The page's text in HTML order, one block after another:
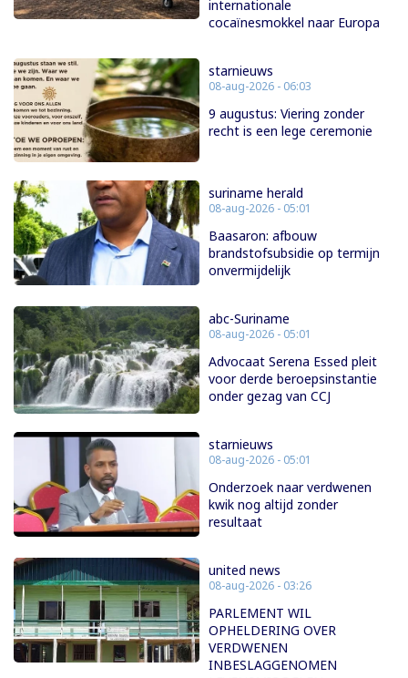
internationale
cocaïnesmokkel naar Europa
starnieuws
08-aug-2026 - 06:03
9 augustus: Viering zonder
recht is een lege ceremonie
suriname herald
08-aug-2026 - 05:01
Baasaron: afbouw
brandstofsubsidie op termijn
onvermijdelijk
abc-Suriname
08-aug-2026 - 05:01
Advocaat Serena Essed pleit
voor derde beroepsinstantie
onder gezag van CCJ
starnieuws
08-aug-2026 - 05:01
Onderzoek naar verdwenen
kwik nog altijd zonder
resultaat
united news
08-aug-2026 - 03:26
PARLEMENT WIL
OPHELDERING OVER
VERDWENEN
INBESLAGGENOMEN